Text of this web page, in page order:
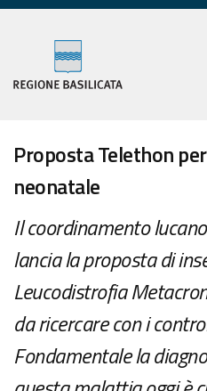
Proposta Telethon
neonatale
Il coordinamento
lancia la proposta di
Leucodistrofia
da ricercare con i
Fondamentale la